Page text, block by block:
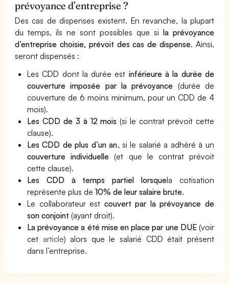
prévoyance d’entreprise ?
Des cas de dispenses existent. En revanche, la plupart
du temps, ils ne sont possibles que si la prévoyance
d’entreprise choisie, prévoit des cas de dispense. Ainsi,
seront dispensés :
Les CDD dont la durée est inférieure à la durée de
couverture imposée par la prévoyance (durée de
couverture de 6 moins minimum, pour un CDD de 4
mois).
Les CDD de 3 à 12 mois (si le contrat prévoit cette
clause).
Les CDD de plus d’un an, si le salarié a adhéré à un
couverture individuelle (et que le contrat prévoit
cette clause).
Les CDD à temps partiel lorsquela cotisation
représente plus de10% de leur salaire brute.
Le collaborateur est couvert par la prévoyance de
son conjoint (ayant droit).
La prévoyance a été mise en place par une DUE(voir
cet article) alors que le salarié CDD était présent
dans l’entreprise.